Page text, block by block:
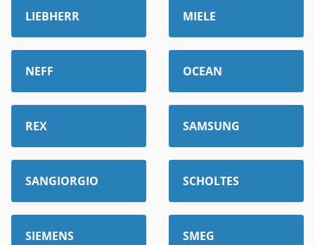
LIEBHERR MIELE
NEFF OCEAN
REX SAMSUNG
SANGIORGIO SCHOLTES
SIEMENS SMEG